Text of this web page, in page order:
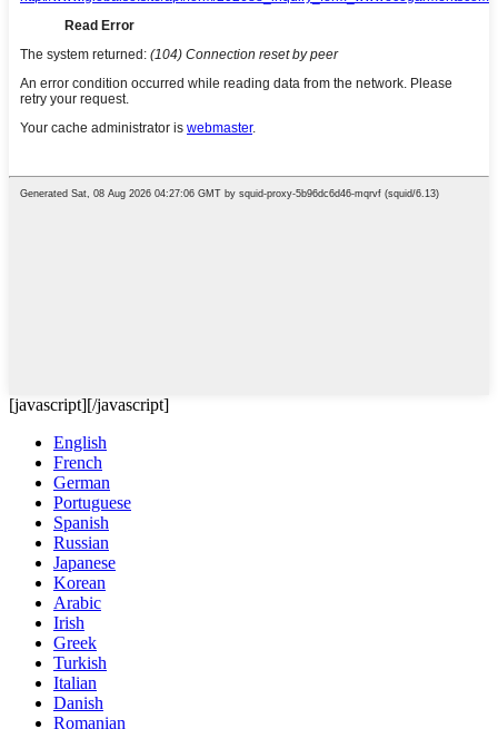
[javascript][/javascript]
English
French
German
Portuguese
Spanish
Russian
Japanese
Korean
Arabic
Irish
Greek
Turkish
Italian
Danish
Romanian